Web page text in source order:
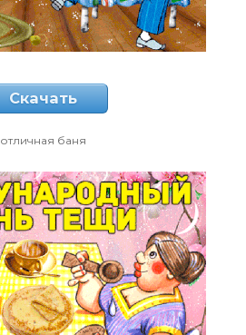
Скачать
отличная баня